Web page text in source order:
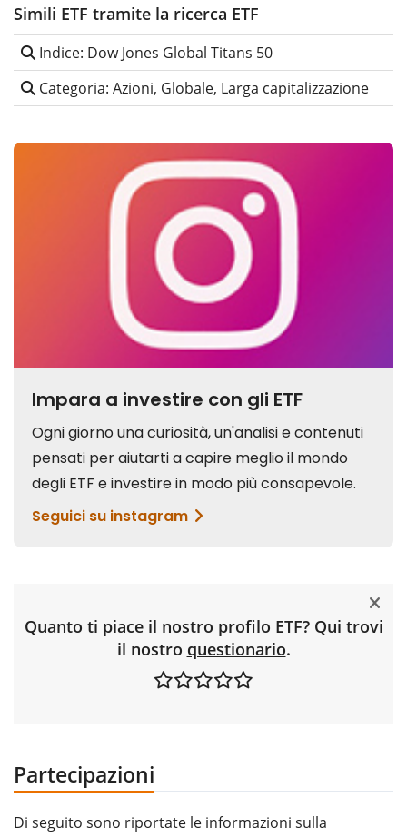
Simili ETF tramite la ricerca ETF
Indice: Dow Jones Global Titans 50
Categoria: Azioni, Globale, Larga capitalizzazione
Quanto ti piace il nostro profilo ETF? Qui trovi
il nostro questionario.
Partecipazioni
Di seguito sono riportate le informazioni sulla